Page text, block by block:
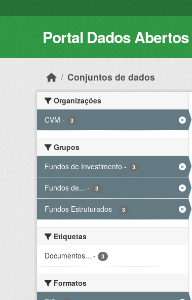
Portal Dados Abertos
Conjuntos de dados
Organizações
CVM - 3
Grupos
Fundos de Investimento - 3
Fundos de... - 3
Fundos Estruturados - 3
Etiquetas
Documentos... - 3
Formatos